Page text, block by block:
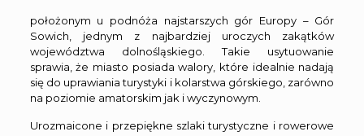
położonym u podnóża najstarszych gór Europy – Gór
Sowich, jednym z najbardziej uroczych zakątków
województwa dolnośląskiego. Takie usytuowanie
sprawia, że miasto posiada walory, które idealnie nadają
się do uprawiania turystyki i kolarstwa górskiego, zarówno
na poziomie amatorskim jak i wyczynowym.
Urozmaicone i przepiękne szlaki turystyczne i rowerowe